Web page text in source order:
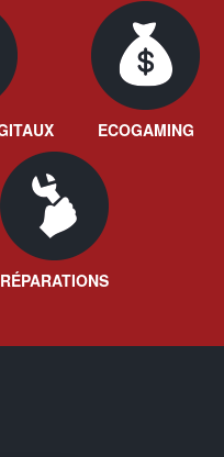
ECOGAMING
RÉPARATIONS